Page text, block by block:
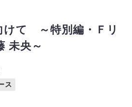
選手
ト
ト成功率
FC
US
けて ～特別編・Ｆリ
未央～
ス